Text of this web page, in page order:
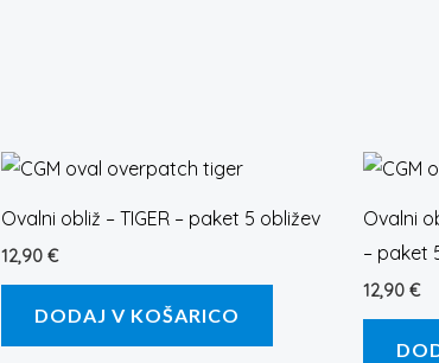
Ovalni obliž – TIGER – paket 5 obližev
12,90 €
DODAJ V KOŠARICO
Ovalni
– paket
12,90 €